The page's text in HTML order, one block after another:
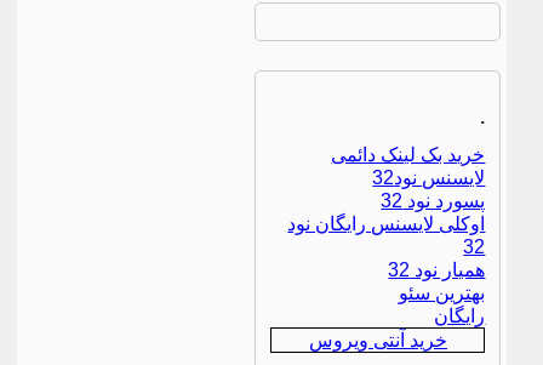
.
خرید بک لینک دائمی
لایسنس نود32
پسورد نود 32
اوکلی لایسنس رایگان نود
32
همیار نود 32
بهترین سئو
رایگان
خرید آنتی ویروس